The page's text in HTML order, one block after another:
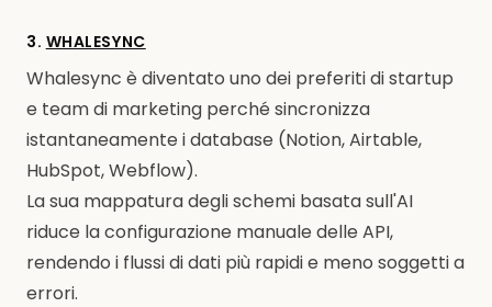
3. WHALESYNC
Whalesync è diventato uno dei preferiti di startup
e team di marketing perché sincronizza
istantaneamente i database (Notion, Airtable,
HubSpot, Webflow).
La sua mappatura degli schemi basata sull'AI
riduce la configurazione manuale delle API,
rendendo i flussi di dati più rapidi e meno soggetti a
errori.